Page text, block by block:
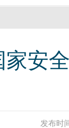
家安
发布时